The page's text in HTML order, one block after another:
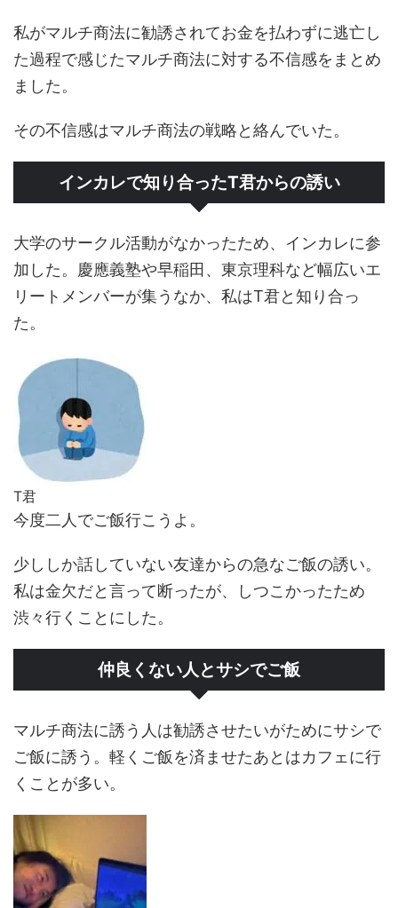
私がマルチ商法に勧誘されてお金を払わずに逃亡し
た過程で感じたマルチ商法に対する不信感をまとめ
ました。
その不信感はマルチ商法の戦略と絡んでいた。
インカレで知り合ったT君からの誘い
大学のサークル活動がなかったため、インカレに参
加した。慶應義塾や早稲田、東京理科など幅広いエ
リートメンバーが集うなか、私はT君と知り合っ
た。
T君
今度二人でご飯行こうよ。
少ししか話していない友達からの急なご飯の誘い。
私は金欠だと言って断ったが、しつこかったため
渋々行くことにした。
仲良くない人とサシでご飯
マルチ商法に誘う人は勧誘させたいがためにサシで
ご飯に誘う。軽くご飯を済ませたあとはカフェに行
くことが多い。